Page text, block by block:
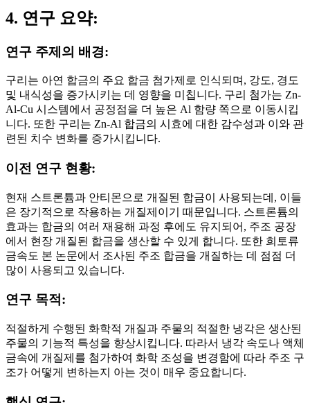
4. 연구 요약:
연구 주제의 배경:
구리는 아연 합금의 주요 합금 첨가제로 인식되며, 강도, 경도
및 내식성을 증가시키는 데 영향을 미칩니다. 구리 첨가는 Zn-
Al-Cu 시스템에서 공정점을 더 높은 Al 함량 쪽으로 이동시킵
니다. 또한 구리는 Zn-Al 합금의 시효에 대한 감수성과 이와 관
련된 치수 변화를 증가시킵니다.
이전 연구 현황:
현재 스트론튬과 안티몬으로 개질된 합금이 사용되는데, 이들
은 장기적으로 작용하는 개질제이기 때문입니다. 스트론튬의
효과는 합금의 여러 재용해 과정 후에도 유지되어, 주조 공장
에서 현장 개질된 합금을 생산할 수 있게 합니다. 또한 희토류
금속도 본 논문에서 조사된 주조 합금을 개질하는 데 점점 더
많이 사용되고 있습니다.
연구 목적:
적절하게 수행된 화학적 개질과 주물의 적절한 냉각은 생산된
주물의 기능적 특성을 향상시킵니다. 따라서 냉각 속도나 액체
금속에 개질제를 첨가하여 화학 조성을 변경함에 따라 주조 구
조가 어떻게 변하는지 아는 것이 매우 중요합니다.